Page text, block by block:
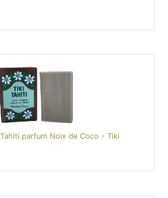
parfum Noix de Coco - Tiki